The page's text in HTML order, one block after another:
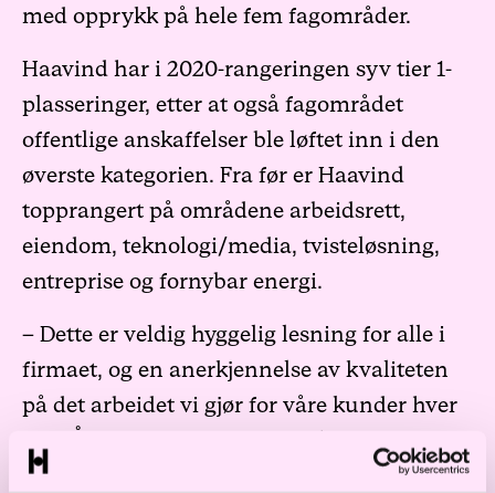
med opprykk på hele fem fagområder.
Haavind har i 2020-rangeringen syv tier 1-
plasseringer, etter at også fagområdet
offentlige anskaffelser ble løftet inn i den
øverste kategorien. Fra før er Haavind
topprangert på områdene arbeidsrett,
eiendom, teknologi/media, tvisteløsning,
entreprise og fornybar energi.
– Dette er veldig hyggelig lesning for alle i
firmaet, og en anerkjennelse av kvaliteten
på det arbeidet vi gjør for våre kunder hver
gjenspeiler at vi er ledende innenfor våre